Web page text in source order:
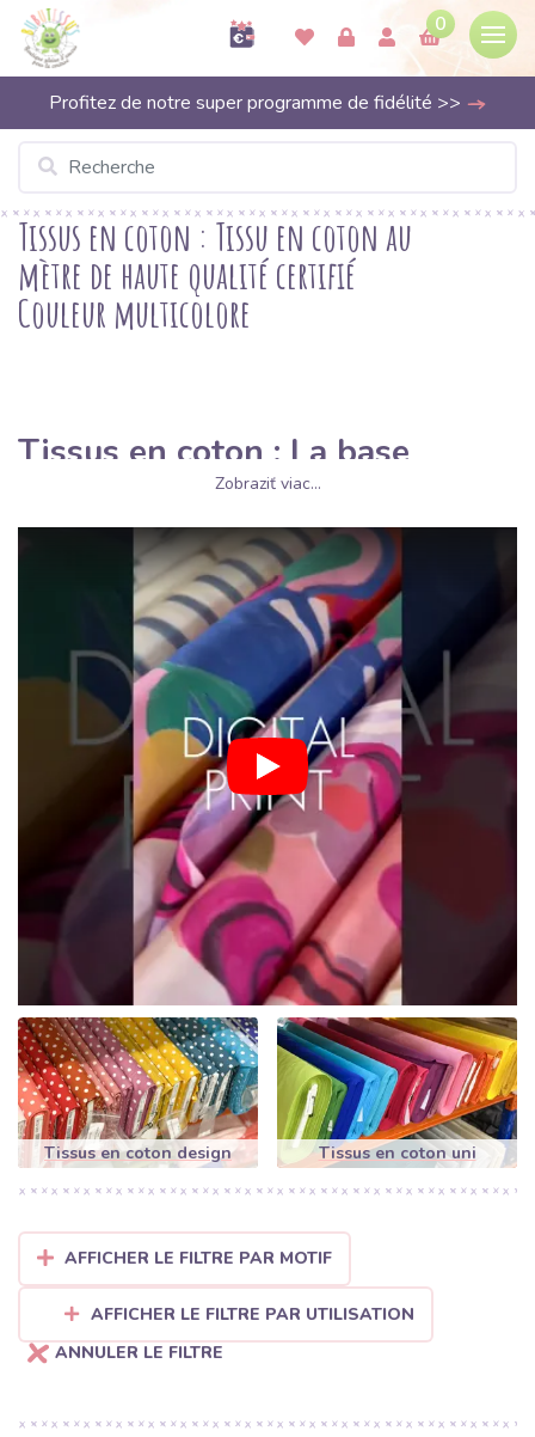
0
Profitez de notre super programme de fidélité >>
Tissus en coton : Tissu en coton au
mètre de haute qualité certifié
Couleur multicolore
Tissus en coton : La base
naturelle pour tous vos projets
créatifs
Vous recherchez une matière qui a fait ses preuves depuis des
générations, agréable au toucher et d'une grande polyvalence ?
tissus en cotonsont la pierre angulaire de tout atelier de
couture. Chez Bubutissus, nous vous offrons un monde de
couleurs, de motifs et de textures où les amateurs de classique
et de design moderne trouveront leur bonheur. Le coton est,
grâce à sa respirabilité, son absorption et sa durabilité, le choix
idéal pour les débutants comme pour les professionnels.
Découvrez la diversité du coton chez
Bubutissus
Notre sélection de coton au mètre est rigoureusement choisie
pour répondre à tous vos besoins :
Toile de coton :
Un classique solide et stable, idéal pour
le linge de lit, les coussins, les tours de lit, ou encore les
sacs cabas et la décoration.
Coton designer avec impression numérique :Pour des
motifs uniques en haute résolution et des couleurs
éclatantes, notre impression numérique est le choix idéal.
un éclat subtil et une surface soyeuse. Parfait pour le linge
de lit haut de gamme ou les vêtements d'été légers.
Popeline de coton :Un tissu fin et dense, très apprécié
pour la confection de chemises, blouses et robes qui
gardent leur tenue.
cotons texturés très appréciés pour la douceur qu'ils
Zobraziť viac...
Tissus en coton design Tissus en coton uni
AFFICHER LE FILTRE PAR MOTIF
AFFICHER LE FILTRE PAR UTILISATION
ANNULER LE FILTRE